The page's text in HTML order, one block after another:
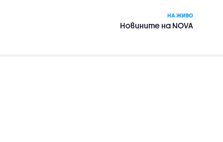
НА ЖИВО
Новините на NOVA